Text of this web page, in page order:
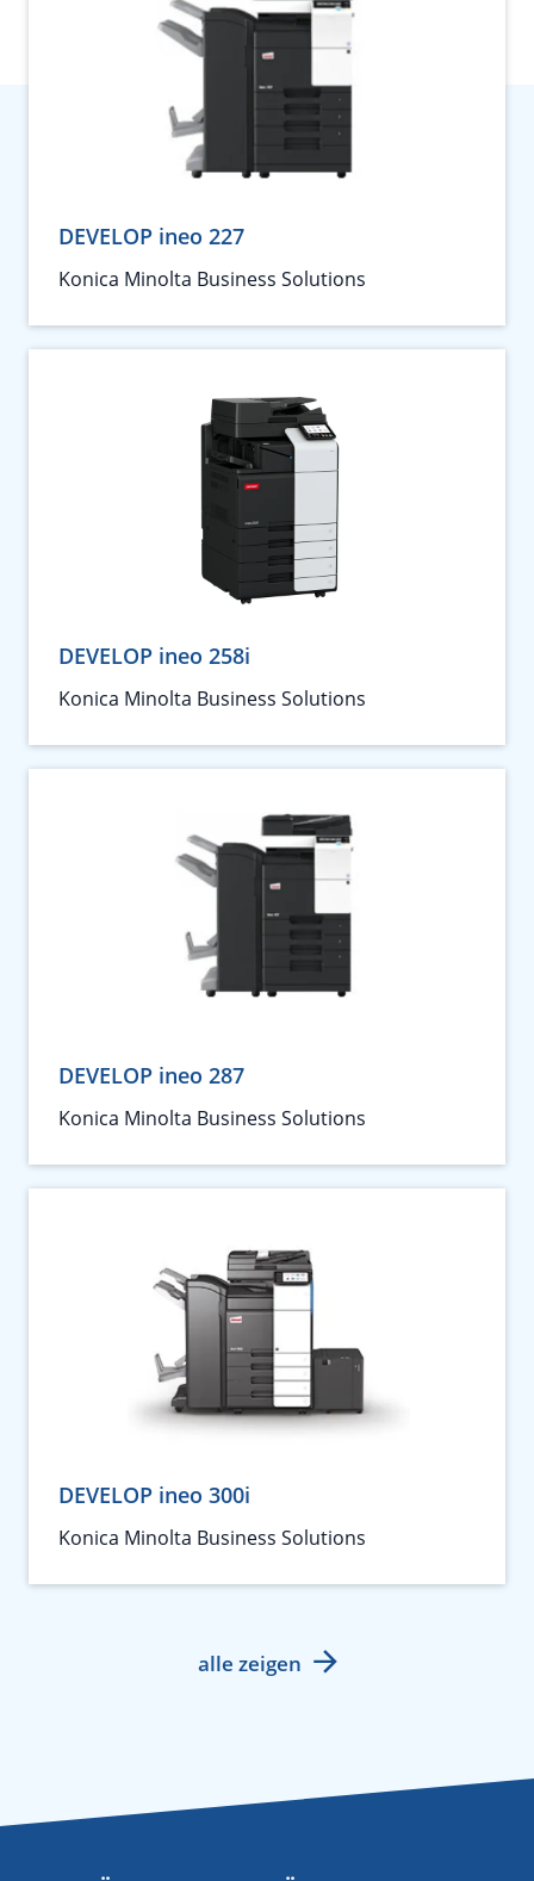
DEVELOP ineo 227
Konica Minolta Business Solutions
DEVELOP ineo 258i
Konica Minolta Business Solutions
DEVELOP ineo 287
Konica Minolta Business Solutions
DEVELOP ineo 300i
Konica Minolta Business Solutions
alle zeigen